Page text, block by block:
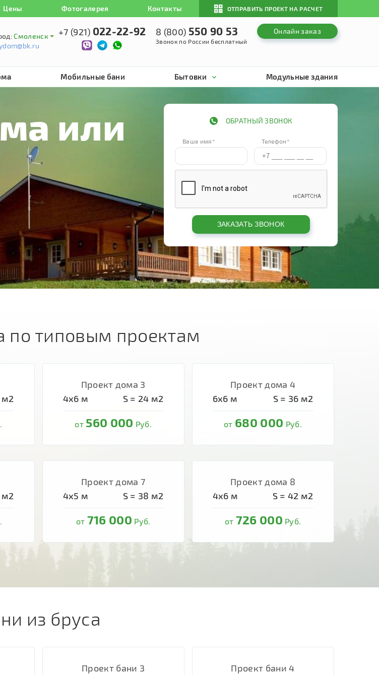
Цены Фотогалерея Контакты ОТПРАВИТЬ ПРОЕКТ НА РАСЧЕТ
Смоленск
+7 (921) 022-22-92 8 (800) 550 90 53
Звонок по России бесплатный
Онлайн заказ
Мобильные бани Бытовки Модульные здания
ОБРАТНЫЙ ЗВОНОК
Ваше имя* Телефон*
по типовым проектам
м2
Проект дома 3
4х6 м S = 24 м2
от 560 000 Руб.
Проект дома 4
6х6 м S = 36 м2
от 680 000 Руб.
Проект дома 7
4х5 м S = 38 м2
от 716 000 Руб.
Проект дома 8
4х6 м S = 42 м2
от 726 000 Руб.
из бруса
Проект бани 3
Проект бани 4